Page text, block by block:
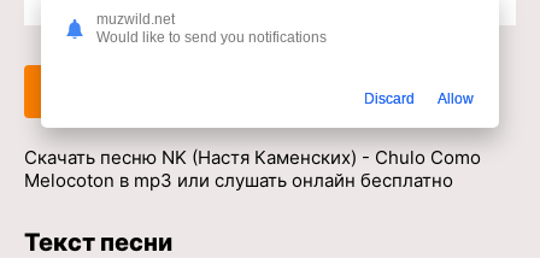
Доступ к музыкальному сервису
Скачать
Скачать песню NK (Настя Каменских) - Chulo Como
Melocoton в mp3 или слушать онлайн бесплатно
Текст песни
muzwild.net
Would like to send you notifications
Discard Allow